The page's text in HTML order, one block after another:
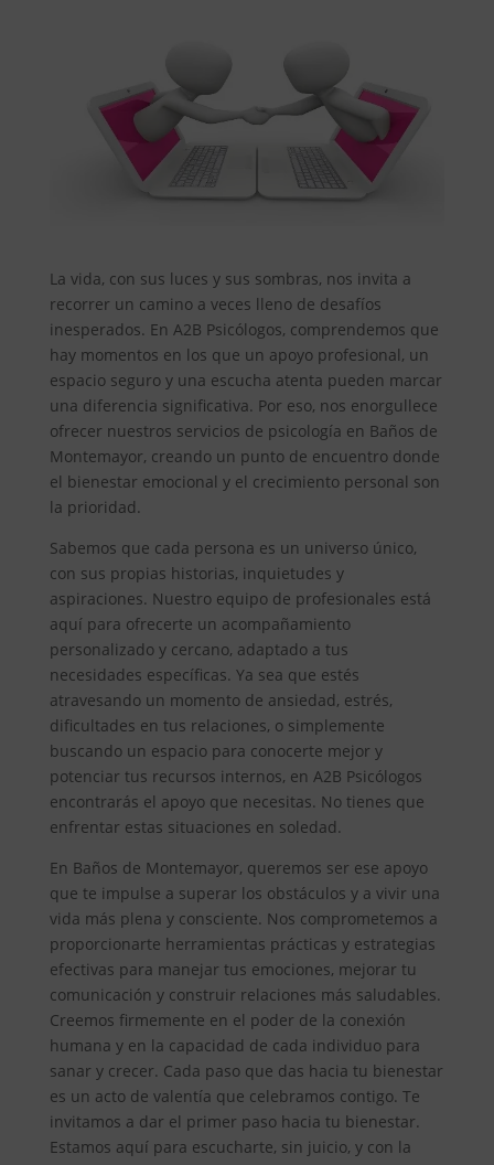
La vida, con sus luces y sus sombras, nos invita a
recorrer un camino a veces lleno de desafíos
inesperados. En A2B Psicólogos, comprendemos que
hay momentos en los que un apoyo profesional, un
espacio seguro y una escucha atenta pueden marcar
una diferencia significativa. Por eso, nos enorgullece
ofrecer nuestros servicios de psicología en Baños de
Montemayor, creando un punto de encuentro donde
el bienestar emocional y el crecimiento personal son
la prioridad.
Sabemos que cada persona es un universo único,
con sus propias historias, inquietudes y
aspiraciones. Nuestro equipo de profesionales está
aquí para ofrecerte un acompañamiento
personalizado y cercano, adaptado a tus
necesidades específicas. Ya sea que estés
atravesando un momento de ansiedad, estrés,
dificultades en tus relaciones, o simplemente
buscando un espacio para conocerte mejor y
potenciar tus recursos internos, en A2B Psicólogos
encontrarás el apoyo que necesitas. No tienes que
enfrentar estas situaciones en soledad.
En Baños de Montemayor, queremos ser ese apoyo
que te impulse a superar los obstáculos y a vivir una
vida más plena y consciente. Nos comprometemos a
proporcionarte herramientas prácticas y estrategias
efectivas para manejar tus emociones, mejorar tu
comunicación y construir relaciones más saludables.
Creemos firmemente en el poder de la conexión
humana y en la capacidad de cada individuo para
sanar y crecer. Cada paso que das hacia tu bienestar
es un acto de valentía que celebramos contigo. Te
invitamos a dar el primer paso hacia tu bienestar.
Estamos aquí para escucharte, sin juicio, y con la